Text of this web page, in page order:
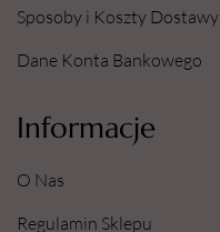
Sposoby i Koszty Dostawy
Dane Konta Bankowego
Informacje
O Nas
Regulamin Sklepu